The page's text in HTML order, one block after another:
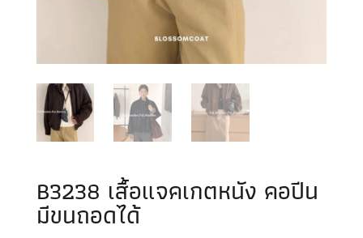
B3238 เสื้อแจคเกตหนัง คอปีน
มีขนถอดได้